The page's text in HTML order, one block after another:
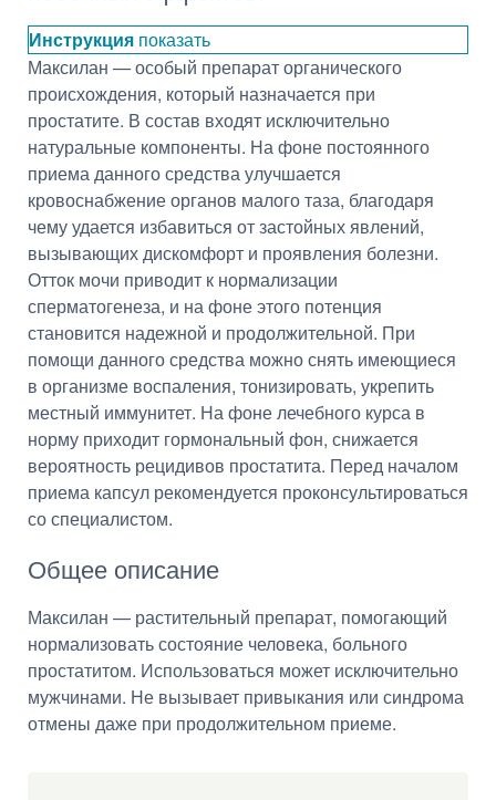
Инструкция показать
Максилан — особый препарат органического
происхождения, который назначается при
простатите. В состав входят исключительно
натуральные компоненты. На фоне постоянного
приема данного средства улучшается
кровоснабжение органов малого таза, благодаря
чему удается избавиться от застойных явлений,
вызывающих дискомфорт и проявления болезни.
Отток мочи приводит к нормализации
сперматогенеза, и на фоне этого потенция
становится надежной и продолжительной. При
помощи данного средства можно снять имеющиеся
в организме воспаления, тонизировать, укрепить
местный иммунитет. На фоне лечебного курса в
норму приходит гормональный фон, снижается
вероятность рецидивов простатита. Перед началом
приема капсул рекомендуется проконсультироваться
со специалистом.
Общее описание
Максилан — растительный препарат, помогающий
нормализовать состояние человека, больного
простатитом. Использоваться может исключительно
мужчинами. Не вызывает привыкания или синдрома
отмены даже при продолжительном приеме.